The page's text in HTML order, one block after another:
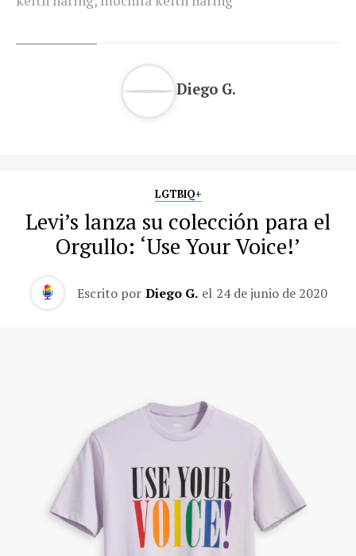
Diego G.
LGTBIQ+
Levi’s lanza su colección para el
Orgullo: ‘Use Your Voice!’
Escrito por Diego G. el 24 de junio de 2020